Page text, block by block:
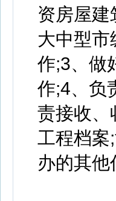
资房屋
大中型
作;3、做
作;4、负
责接收、
工程档案
办的其他